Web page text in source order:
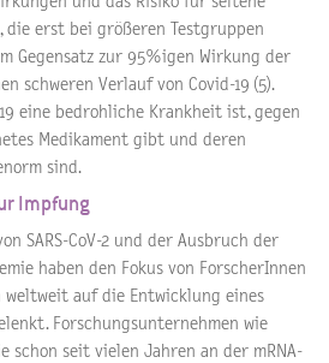
die erst bei größeren Testgruppen
Gegensatz zur 95%igen Wirkung der
schweren Verlauf von Covid-19 (5).
eine bedrohliche Krankheit ist, gegen
Medikament gibt und deren
sind.
Impfung
SARS-CoV-2 und der Ausbruch der
haben den Fokus von ForscherInnen
weltweit auf die Entwicklung eines
Forschungsunternehmen wie
schon seit vielen Jahren an der mRNA-